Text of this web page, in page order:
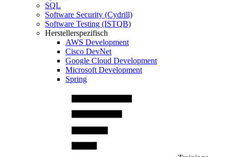
SQL
Software Security (Cydrill)
Software Testing (ISTQB)
Herstellerspezifisch
AWS Development
Cisco DevNet
Google Cloud Development
Microsoft Development
Spring